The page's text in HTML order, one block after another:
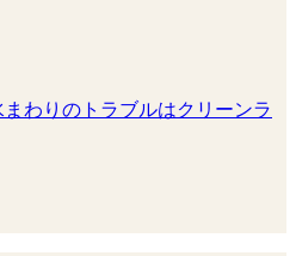
わりのトラブルはクリーンラ